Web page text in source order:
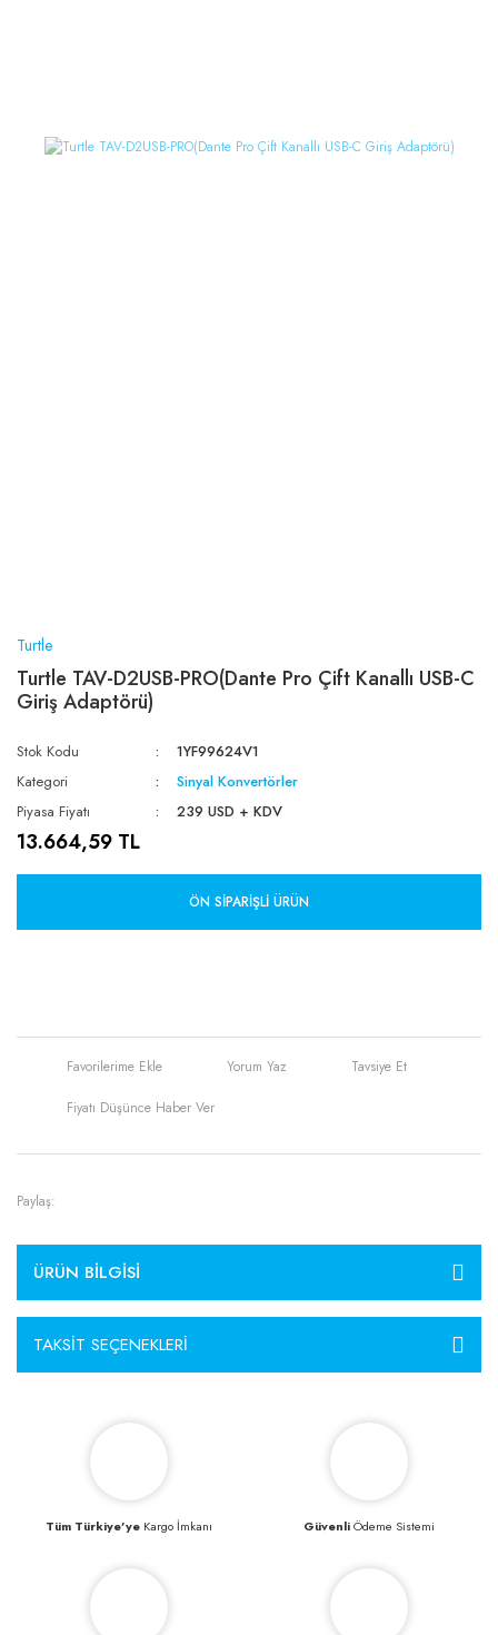
Turtle
Turtle TAV-D2USB-PRO(Dante Pro Çift Kanallı USB-C
Giriş Adaptörü)
Stok Kodu
1YF99624V1
Kategori
Sinyal Konvertörler
Piyasa Fiyatı
239 USD + KDV
13.664,59 TL
ÖN SIPARIŞLI ÜRÜN
Yorum Yaz Tavsiye Et
Fiyatı Düşünce Haber Ver
Paylaş:
ÜRÜN BILGISI
TAKSIT SEÇENEKLERI
Tüm Türkiye’yeKargo İmkanı GüvenliÖdeme Sistemi